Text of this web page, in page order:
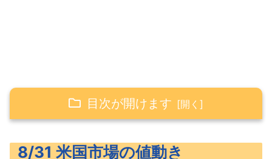
目次が開けます
8/31 米国市場の値動き